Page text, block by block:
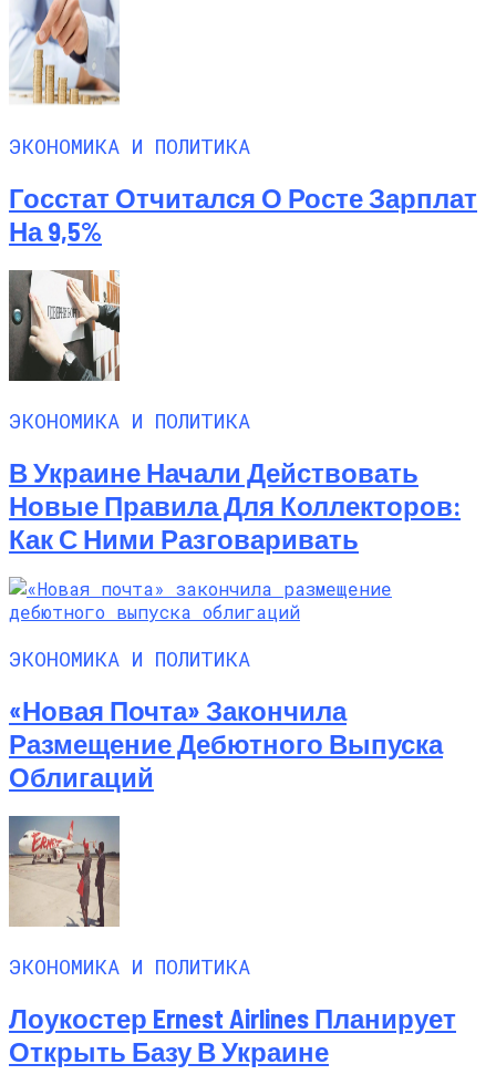
ЭКОНОМИКА И ПОЛИТИКА
Госстат Отчитался О Росте Зарплат
На 9,5%
ЭКОНОМИКА И ПОЛИТИКА
В Украине Начали Действовать
Новые Правила Для Коллекторов:
Как С Ними Разговаривать
ЭКОНОМИКА И ПОЛИТИКА
«Новая Почта» Закончила
Размещение Дебютного Выпуска
Облигаций
ЭКОНОМИКА И ПОЛИТИКА
Лоукостер Ernest Airlines Планирует
Открыть Базу В Украине